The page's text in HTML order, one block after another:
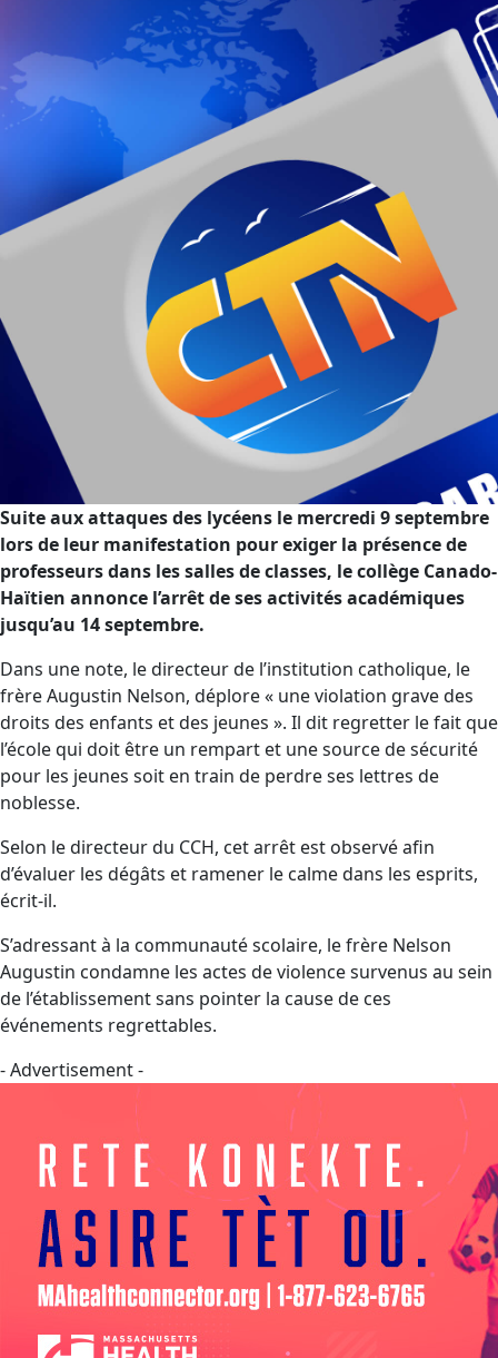
Suite aux attaques des lycéens le mercredi 9 septembre
lors de leur manifestation pour exiger la présence de
professeurs dans les salles de classes, le collège Canado-
Haïtien annonce l’arrêt de ses activités académiques
jusqu’au 14 septembre.
Dans une note, le directeur de l’institution catholique, le
frère Augustin Nelson, déplore « une violation grave des
droits des enfants et des jeunes ». Il dit regretter le fait que
l’école qui doit être un rempart et une source de sécurité
pour les jeunes soit en train de perdre ses lettres de
noblesse.
Selon le directeur du CCH, cet arrêt est observé afin
d’évaluer les dégâts et ramener le calme dans les esprits,
écrit-il.
S’adressant à la communauté scolaire, le frère Nelson
Augustin condamne les actes de violence survenus au sein
de l’établissement sans pointer la cause de ces
événements regrettables.
- Advertisement -